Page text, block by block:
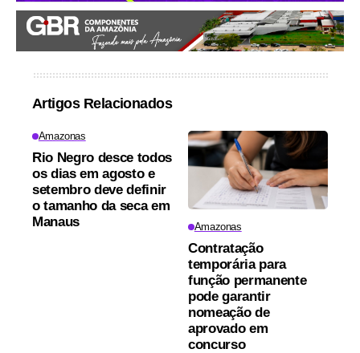
Artigos Relacionados
Amazonas
Rio Negro desce todos
os dias em agosto e
setembro deve definir
o tamanho da seca em
Manaus
Amazonas
Contratação
temporária para
função permanente
pode garantir
nomeação de
aprovado em
concurso